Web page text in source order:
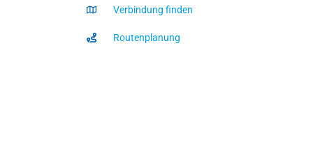
Verbindung finden
Routenplanung